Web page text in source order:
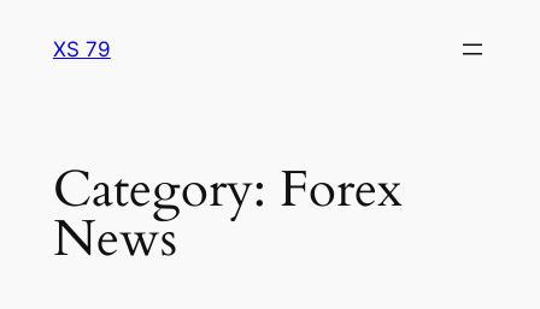
XS 79
Category: Forex
News